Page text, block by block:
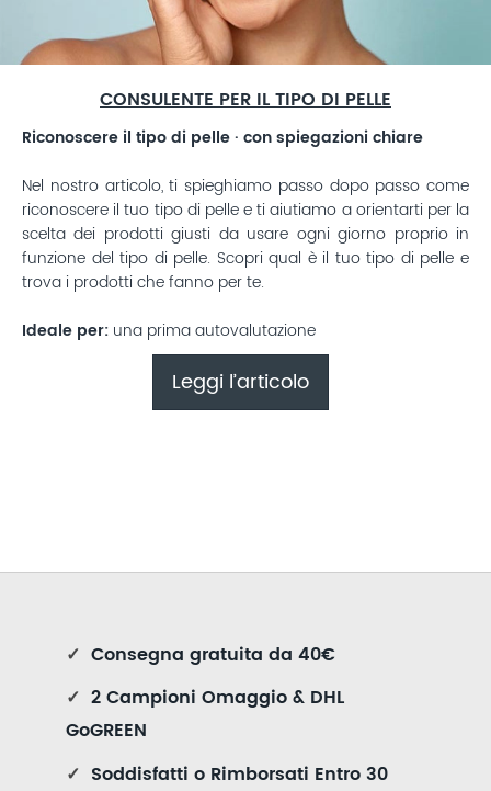
CONSULENTE PER IL TIPO DI PELLE
Riconoscere il tipo di pelle · con spiegazioni chiare
Nel nostro articolo, ti spieghiamo passo dopo passo come
riconoscere il tuo tipo di pelle e ti aiutiamo a orientarti per la
scelta dei prodotti giusti da usare ogni giorno proprio in
funzione del tipo di pelle. Scopri qual è il tuo tipo di pelle e
trova i prodotti che fanno per te.
Ideale per: una prima autovalutazione
Leggi l’articolo
✓ Consegna gratuita da 40€
✓ 2 Campioni Omaggio & DHL
GoGREEN
✓ Soddisfatti o Rimborsati Entro 30